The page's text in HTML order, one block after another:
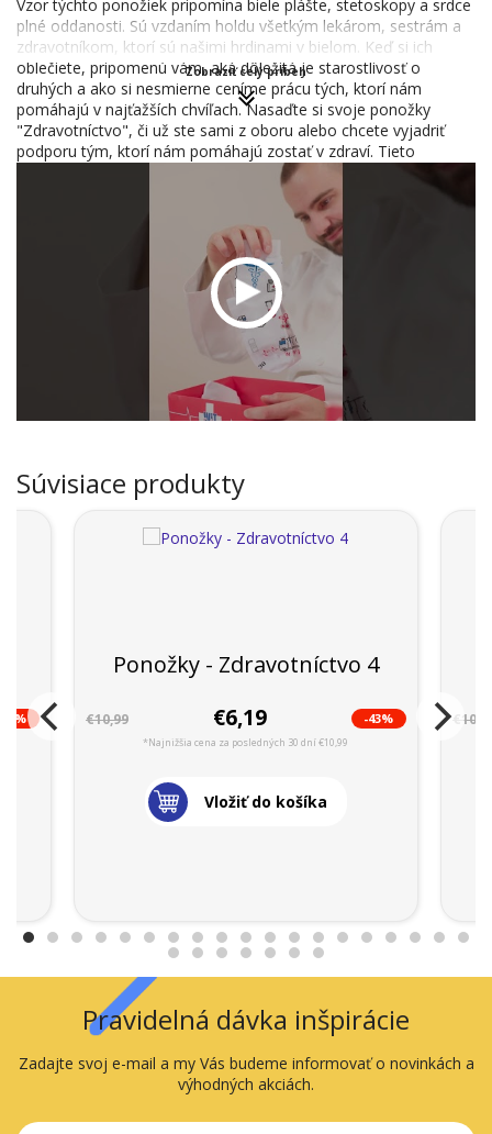
Vzor týchto ponožiek pripomína biele plášte, stetoskopy a srdce
plné oddanosti. Sú vzdaním holdu všetkým lekárom, sestrám a
zdravotníkom, ktorí sú našimi hrdinami v bielom. Keď si ich
oblečiete, pripomenú vám, aká dôležitá je starostlivosť o
druhých a ako si nesmierne ceníme prácu tých, ktorí nám
pomáhajú v najťažších chvíľach. Nasaďte si svoje ponožky
"Zdravotníctvo", či už ste sami z oboru alebo chcete vyjadriť
podporu tým, ktorí nám pomáhajú zostať v zdraví. Tieto
ponožky nie sú len módnym doplnkom, ale symbolom.
Zobraziť celý príbeh
Súvisiace produkty
Ponožky - Zdravotníctvo 4
€10,99 €6,19 -43%
*Najnižšia cena za posledných 30 dní €10,99
Vložiť do košíka
Pravidelná dávka inšpirácie
Zadajte svoj e-mail a my Vás budeme informovať o novinkách a
výhodných akciách.